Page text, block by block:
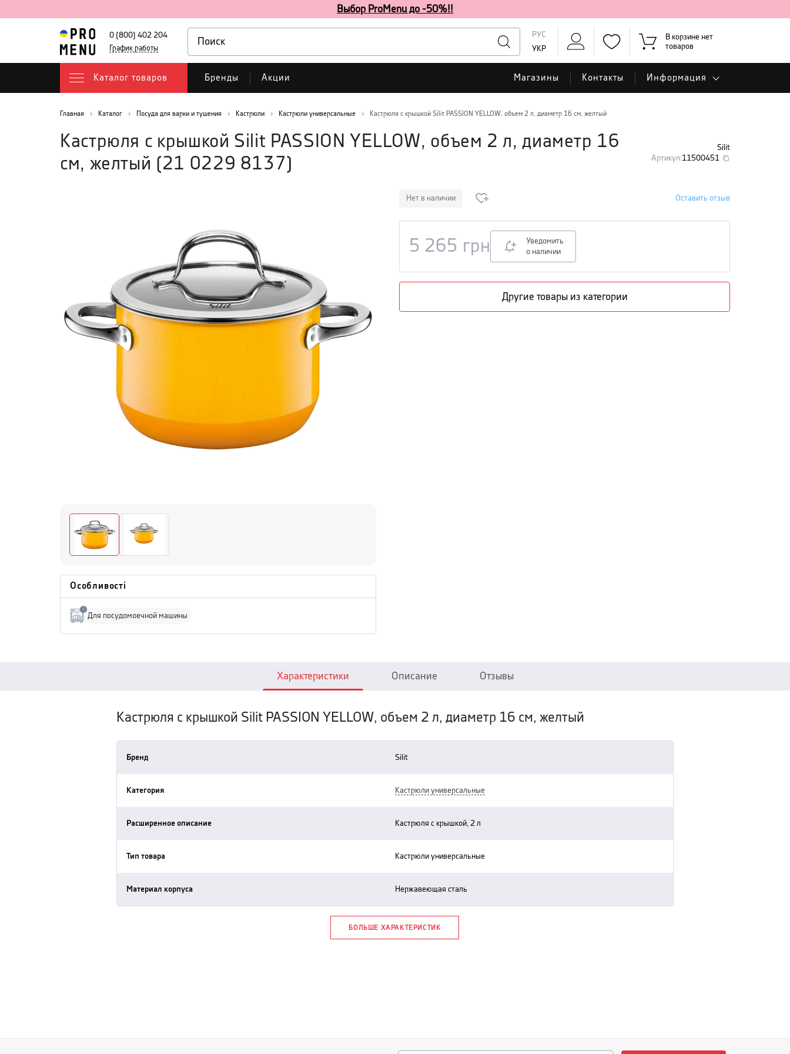
Выбор ProMenu до -50%!!
0 (800) 402 204
График работы
РУС
УКР
В корзине нет
товаров
Каталог товаров Бренды Акции Магазины Контакты Информация
Главная Каталог Посуда для варки и тушения Кастрюли Кастрюли универсальные Кастрюля с крышкой Silit PASSION YELLOW, объем 2 л, диаметр 16 см, желтый
Кастрюля с крышкой Silit PASSION YELLOW, объем 2 л, диаметр 16
см, желтый ( 21 0229 8137 )
Silit
Артикул:11500451
Особливості
i
Для посудомоечной машины
Нет в наличии Оставить отзыв
5 265 грн
Уведомить
о наличии
Другие товары из категории
Характеристики Описание Отзывы
Кастрюля с крышкой Silit PASSION YELLOW, объем 2 л, диаметр 16 см, желтый
Бренд silit
Категория кастрюли универсальные
Расширенное описание кастрюля с крышкой, 2 л
Тип товара кастрюли универсальные
Материал корпуса нержавеющая сталь
БОЛЬШЕ ХАРАКТЕРИСТИК